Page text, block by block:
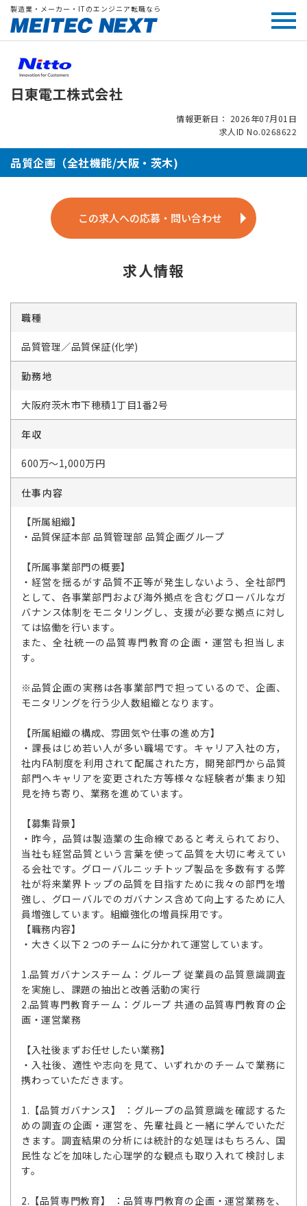
製造業・メーカー・ITのエンジニア転職なら
日東電工株式会社
情報更新日： 2026年07月01日
求人ID No.0268622
品質企画（全社機能/大阪・茨木)
この求人への応募・問い合わせ
求人情報
職種
品質管理／品質保証(化学)
勤務地
大阪府茨木市下穂積1丁目1番2号
年収
600万～1,000万円
仕事内容
【所属組織】
・品質保証本部 品質管理部 品質企画グループ
【所属事業部門の概要】
・経営を揺るがす品質不正等が発生しないよう、全社部門
として、各事業部門および海外拠点を含むグローバルなガ
バナンス体制をモニタリングし、支援が必要な拠点に対し
ては協働を行います。
また、全社統一の品質専門教育の企画・運営も担当しま
す。
※品質企画の実務は各事業部門で担っているので、企画、
モニタリングを行う少人数組織となります。
【所属組織の構成、雰囲気や仕事の進め方】
・課長はじめ若い人が多い職場です。キャリア入社の方，
社内FA制度を利用されて配属された方，開発部門から品質
部門へキャリアを変更された方等様々な経験者が集まり知
見を持ち寄り、業務を進めています。
【募集背景】
・昨今，品質は製造業の生命線であると考えられており、
当社も経営品質という言葉を使って品質を大切に考えてい
る会社です。グローバルニッチトップ製品を多数有する弊
社が将来業界トップの品質を目指すために我々の部門を増
強し、グローバルでのガバナンス含めて向上するために人
員増強しています。組織強化の増員採用です。
【職務内容】
・大きく以下２つのチームに分かれて運営しています。
1.品質ガバナンスチーム：グループ 従業員の品質意識調査
を実施し、課題の抽出と改善活動の実行
2.品質専門教育チーム：グループ 共通の品質専門教育の企
画・運営業務
【入社後まずお任せしたい業務】
・入社後、適性や志向を見て、いずれかのチームで業務に
携わっていただきます。
1.【品質ガバナンス】 ：グループの品質意識を確認するた
めの調査の企画・運営を、先輩社員と一緒に学んでいただ
きます。調査結果の分析には統計的な処理はもちろん、国
民性などを加味した心理学的な観点も取り入れて検討しま
す。
2.【品質専門教育】 ：品質専門教育の企画・運営業務を、